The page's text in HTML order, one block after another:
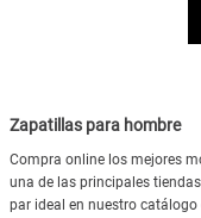
Zapatillas para hombre
Compra online los mejores
una de las principales
par ideal en nuestro